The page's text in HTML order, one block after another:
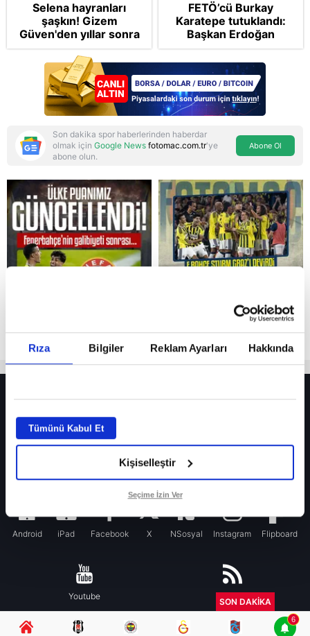
Rıza Bilgiler Reklam Ayarları Hakkında
Tümünü Kabul Et
Kişiselleştir
Seçime İzin Ver
Reddet
Selena hayranları
şaşkın! Gizem
Güven'den yıllar sonra
gelen Cansu Demirci
itirafı! "Konuşmuyoruz"
FETÖ’cü Burkay
Karatepe tutuklandı:
Başkan Erdoğan
şikayetçi oldu! 5 suçtan
dava talebi
Son dakika spor haberlerinden haberdar
olmak için Google News fotomac.com.tr'ye
abone olun.
Abone Ol
Fenerbahçe’de sürpriz ayrılık ihtimali! Devre arasında gelmişti
Fenerbahçe’nin yeni transferi Mason Greenwood için olay sözler!
Galatasaray’da rota yeniden Thiago Almada!
Android iPad Facebook X NSosyal Instagram Flipboard
Youtube RSS
SON DAKİKA
6